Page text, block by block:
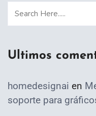
Ultimos
homedesignai en
soporte para